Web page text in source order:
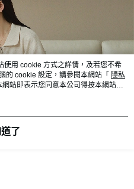
使用 cookie 方式之詳情，及若您不希
的 cookie 設定，請參閱本網站「 隱私
站即表示您同意本公司得按本網站使
了